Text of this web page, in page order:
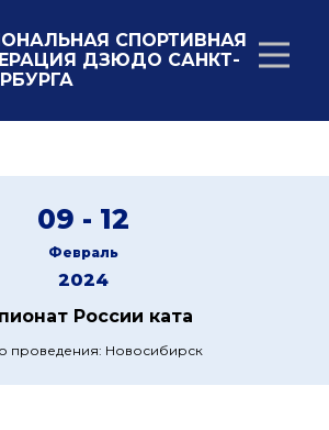
СПОРТИВНАЯ
ДЗЮДО САНКТ-
09 - 12
Февраль
2024
России ката
проведения: Новосибирск